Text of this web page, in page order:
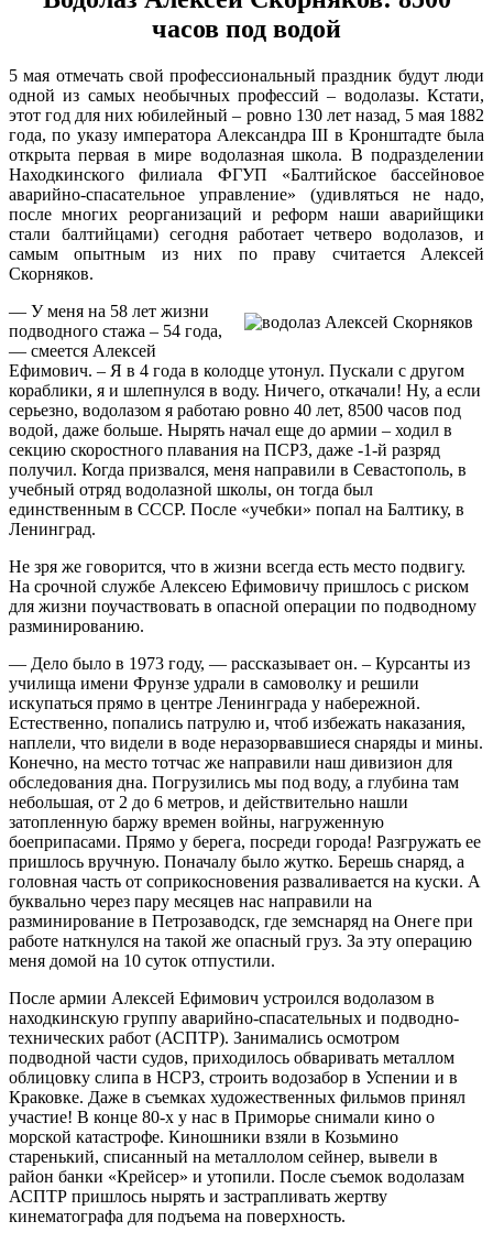
часов под водой
5 мая отмечать свой профессиональный праздник будут люди
одной из самых необычных профессий – водолазы. Кстати,
этот год для них юбилейный – ровно 130 лет назад, 5 мая 1882
года, по указу императора Александра III в Кронштадте была
открыта первая в мире водолазная школа. В подразделении
Находкинского филиала ФГУП «Балтийское бассейновое
аварийно-спасательное управление» (удивляться не надо,
после многих реорганизаций и реформ наши аварийщики
стали балтийцами) сегодня работает четверо водолазов, и
самым опытным из них по праву считается Алексей
Скорняков.
— У меня на 58 лет жизни
подводного стажа – 54 года,
— смеется Алексей
Ефимович. – Я в 4 года в колодце утонул. Пускали с другом
кораблики, я и шлепнулся в воду. Ничего, откачали! Ну, а если
серьезно, водолазом я работаю ровно 40 лет, 8500 часов под
водой, даже больше. Нырять начал еще до армии – ходил в
секцию скоростного плавания на ПСРЗ, даже -1-й разряд
получил. Когда призвался, меня направили в Севастополь, в
учебный отряд водолазной школы, он тогда был
единственным в СССР. После «учебки» попал на Балтику, в
Ленинград.
Не зря же говорится, что в жизни всегда есть место подвигу.
На срочной службе Алексею Ефимовичу пришлось с риском
для жизни поучаствовать в опасной операции по подводному
разминированию.
— Дело было в 1973 году, — рассказывает он. – Курсанты из
училища имени Фрунзе удрали в самоволку и решили
искупаться прямо в центре Ленинграда у набережной.
Естественно, попались патрулю и, чтоб избежать наказания,
наплели, что видели в воде неразорвавшиеся снаряды и мины.
Конечно, на место тотчас же направили наш дивизион для
обследования дна. Погрузились мы под воду, а глубина там
небольшая, от 2 до 6 метров, и действительно нашли
затопленную баржу времен войны, нагруженную
боеприпасами. Прямо у берега, посреди города! Разгружать ее
пришлось вручную. Поначалу было жутко. Берешь снаряд, а
головная часть от соприкосновения разваливается на куски. А
буквально через пару месяцев нас направили на
разминирование в Петрозаводск, где земснаряд на Онеге при
работе наткнулся на такой же опасный груз. За эту операцию
меня домой на 10 суток отпустили.
После армии Алексей Ефимович устроился водолазом в
находкинскую группу аварийно-спасательных и подводно-
технических работ (АСПТР). Занимались осмотром
подводной части судов, приходилось обваривать металлом
облицовку слипа в НСРЗ, строить водозабор в Успении и в
Краковке. Даже в съемках художественных фильмов принял
участие! В конце 80-х у нас в Приморье снимали кино о
морской катастрофе. Киношники взяли в Козьмино
старенький, списанный на металлолом сейнер, вывели в
район банки «Крейсер» и утопили. После съемок водолазам
АСПТР пришлось нырять и застрапливать жертву
кинематографа для подъема на поверхность.